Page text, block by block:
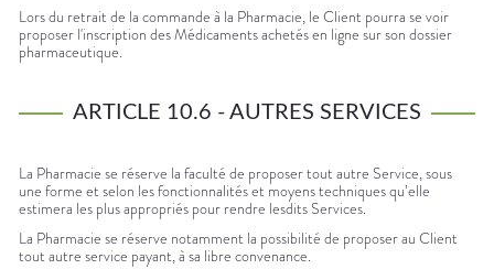
Lors du retrait de la commande à la Pharmacie, le Client pourra se voir
proposer l'inscription des Médicaments achetés en ligne sur son dossier
pharmaceutique.
ARTICLE 10.6 - AUTRES SERVICES
La Pharmacie se réserve la faculté de proposer tout autre Service, sous
une forme et selon les fonctionnalités et moyens techniques qu’elle
estimera les plus appropriés pour rendre lesdits Services.
La Pharmacie se réserve notamment la possibilité de proposer au Client
tout autre service payant, à sa libre convenance.